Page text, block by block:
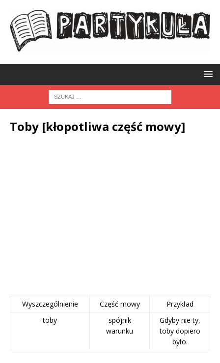
Toby [kłopotliwa część mowy]
Wyszczególnienie Część mowy
Przykład
toby
spójnik
warunku
Gdyby nie ty,
toby dopiero
było.